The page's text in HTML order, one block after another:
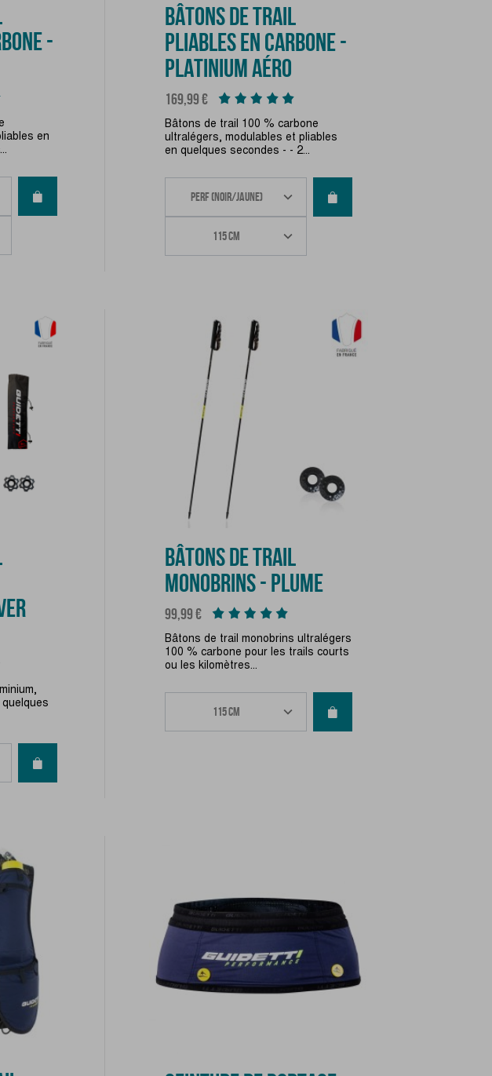
-
en
BÂTONS DE TRAIL
PLIABLES EN CARBONE -
PLATINIUM AÉRO
Prix
169,99 €
Bâtons de trail 100 % carbone
ultralégers, modulables et pliables
en quelques secondes - - 2...
BÂTONS DE TRAIL
MONOBRINS - PLUME
Prix
99,99 €
Bâtons de trail monobrins ultralégers
100 % carbone pour les trails courts
ou les kilomètres...